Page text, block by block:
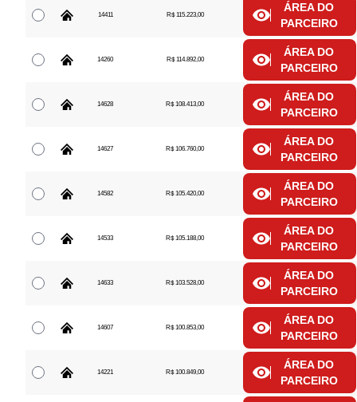
14411 R$ 115.223,00
ÁREA DO
PARCEIRO
14260 R$ 114.892,00
ÁREA DO
PARCEIRO
14628 R$ 108.413,00
ÁREA DO
PARCEIRO
14627 R$ 106.760,00
ÁREA DO
PARCEIRO
14582 R$ 105.420,00
ÁREA DO
PARCEIRO
14533 R$ 105.188,00
ÁREA DO
PARCEIRO
14633 R$ 103.528,00
ÁREA DO
PARCEIRO
14607 R$ 100.853,00
ÁREA DO
PARCEIRO
14221 R$ 100.849,00
ÁREA DO
PARCEIRO